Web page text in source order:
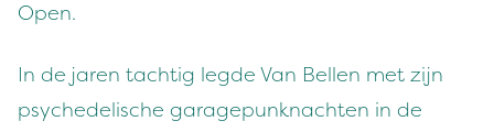
Open.
In de jaren tachtig legde Van Bellen met zijn
psychedelische garagepunknachten in de